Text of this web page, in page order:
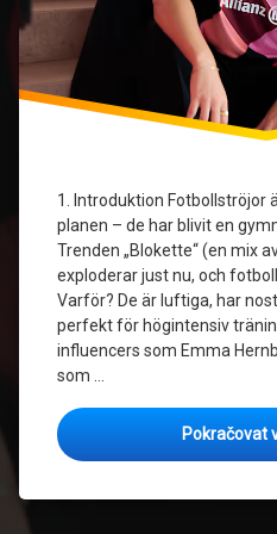
1. Introduktion Fotbollströjor
planen – de har blivit en
Trenden „Blokette“ (en mix
exploderar just nu, och
Varför? De är luftiga, har
perfekt för högintensiv
influencers som Emma
som …
Pokračovat